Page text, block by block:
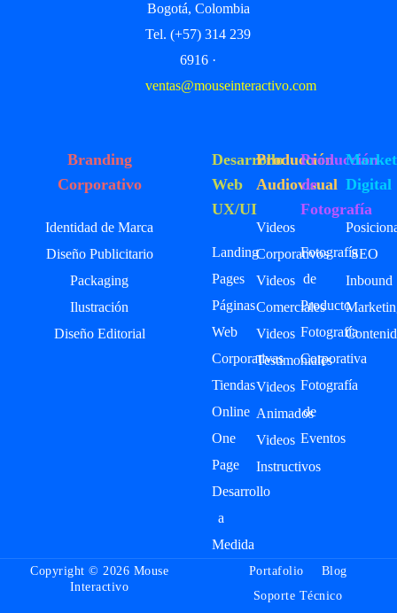
Bogotá, Colombia
Tel. (+57) 314 239
6916 ·
ventas@mouseinteractivo.com
Branding
Corporativo
Identidad de Marca
Diseño Publicitario
Packaging
Ilustración
Diseño Editorial
Desarrollo
Web
UX/UI
Landing
Pages
Páginas
Web
Corporativas
Tiendas
Online
One
Page
Desarrollo
a
Medida
Producción
Audiovisual
Videos
Corporativos
Videos
Comerciales
Videos
Testimoniales
Videos
Animados
Videos
Instructivos
Producción
de
Fotografía
Fotografía
de
Producto
Fotografía
Corporativa
Fotografía
de
Eventos
Digital
SEO
Inbound
Copyright © 2026 Mouse
Interactivo
Portafolio
Blog
Soporte Técnico